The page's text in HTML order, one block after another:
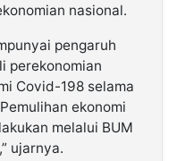
nasional.
pengaruh
perekonomian
Covid-198 selama
ekonomi
melalui BUM
ujarnya.